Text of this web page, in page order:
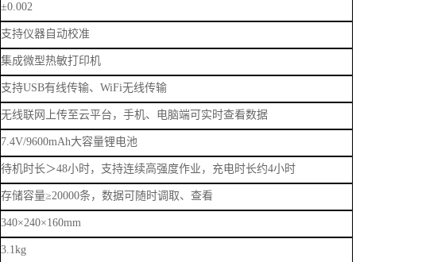
±0.002
支持仪器自动校准
集成微型热敏打印机
支持USB有线传输、WiFi无线传输
无线联网上传至云平台，手机、电脑端可实时查看数据
7.4V/9600mAh大容量锂电池
待机时长＞48小时，支持连续高强度作业，充电时长约4小时
存储容量≥20000条，数据可随时调取、查看
340×240×160mm
3.1kg